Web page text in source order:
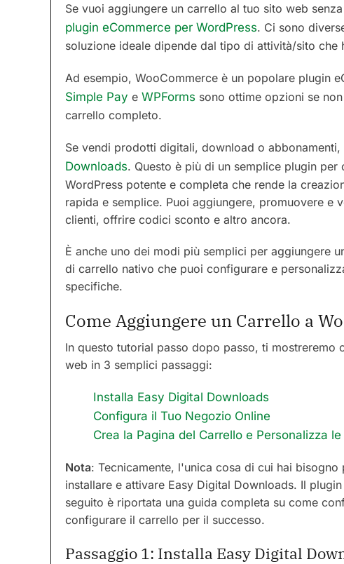
Se vuoi aggiungere un carrello al tuo sito web
plugin eCommerce per WordPress. Ci sono
soluzione ideale dipende dal tipo di attività/sito che
Ad esempio, WooCommerce è un popolare plugin
Simple Pay e WPForms sono ottime opzioni se
carrello completo.
Se vendi prodotti digitali, download o
Downloads. Questo è più di un semplice plugin
WordPress potente e completa che rende la
rapida e semplice. Puoi aggiungere, promuovere e
clienti, offrire codici sconto e altro ancora.
È anche uno dei modi più semplici per aggiungere
di carrello nativo che puoi configurare e
specifiche.
Come Aggiungere un Carrello a
In questo tutorial passo dopo passo, ti mostreremo
web in 3 semplici passaggi:
Installa Easy Digital Downloads
Configura il Tuo Negozio Online
Crea la Pagina del Carrello e Personalizza
Nota: Tecnicamente, l'unica cosa di cui hai
installare e attivare Easy Digital Downloads. Il
seguito è riportata una guida completa su come
configurare il carrello per il successo.
Passaggio 1: Installa Easy Digital